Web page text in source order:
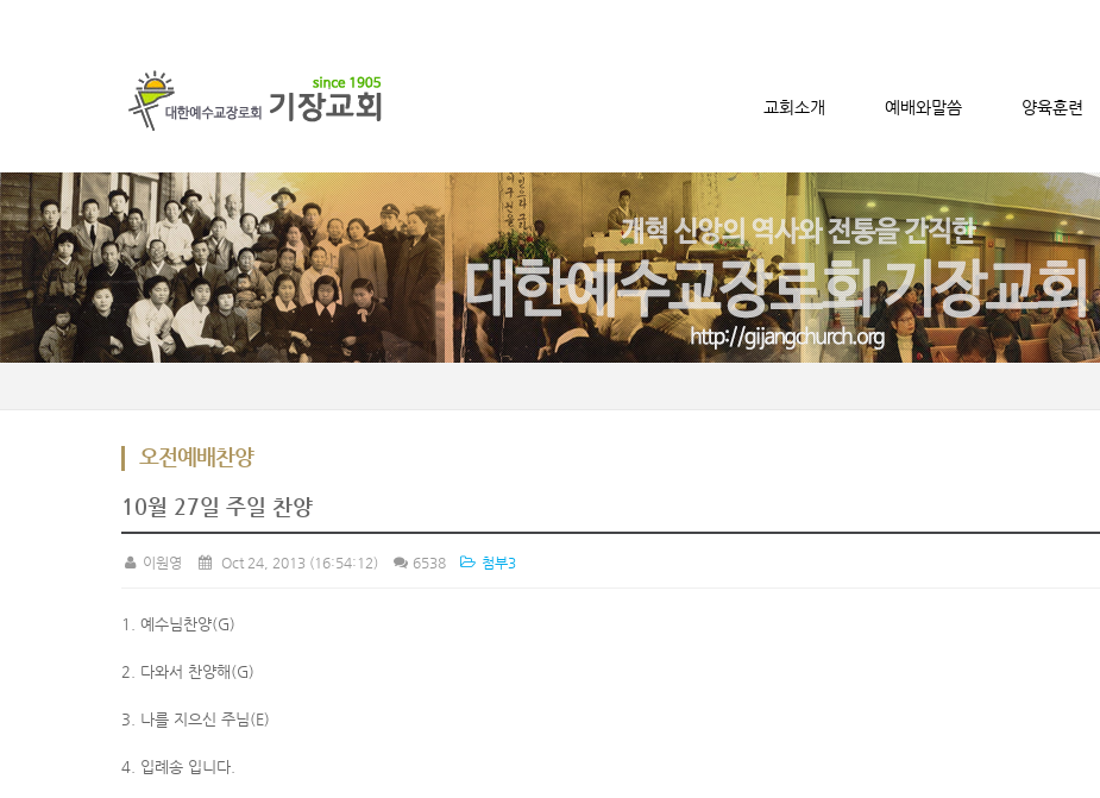
교회소개 예배와말씀 양육훈련
메뉴 건너뛰기
오전예배찬양
10월 27일 주일 찬양
이원영 Oct 24, 2013 (16:54:12) 6538 첨부3
1. 예수님찬양(G)
2. 다와서 찬양해(G)
3. 나를 지으신 주님(E)
4. 입례송 입니다.